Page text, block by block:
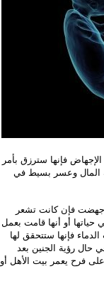
فإنها سترزق بأمر
المال وعسر بسيط في
فإن كانت تشعر
حياتها أو أنها قامت بعمل
فإنها ستتحقق لها
حال رؤية الجنين بعد
فرح يعمر بيت الأهل أو